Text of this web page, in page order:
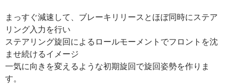
まっすぐ減速して、ブレーキリリースとほぼ同時にステア
リング入力を行い
ステアリング旋回によるロールモーメントでフロントを沈
ませ続けるイメージ
一気に向きを変えるような初期旋回で旋回姿勢を作りま
す。